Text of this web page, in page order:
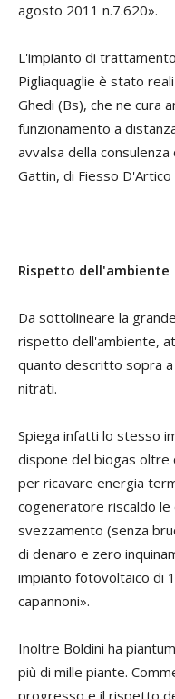
agosto 2011 n.7.620».
L'impianto di
Pigliaquaglie è stato
Ghedi (Bs), che ne cura
funzionamento a
avvalsa della
Gattin, di Fiesso D'Artico
Rispetto dell'ambiente
Da sottolineare la
rispetto dell'ambiente,
quanto descritto sopra
nitrati.
Spiega infatti lo stesso
dispone del biogas oltre
per ricavare energia
cogeneratore riscaldo
svezzamento (senza
di denaro e zero
impianto fotovoltaico di
capannoni».
Inoltre Boldini ha
più di mille piante.
progresso e il rispetto